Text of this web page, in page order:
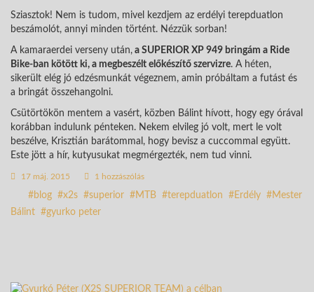
Sziasztok! Nem is tudom, mivel kezdjem az erdélyi terepduatlon
beszámolót, annyi minden történt. Nézzük sorban!
A kamaraerdei verseny után, a SUPERIOR XP 949 bringám a Ride
Bike-ban kötött ki, a megbeszélt előkészítő szervizre. A héten,
sikerült elég jó edzésmunkát végeznem, amin próbáltam a futást és
a bringát összehangolni.
Csütörtökön mentem a vasért, közben Bálint hívott, hogy egy órával
korábban indulunk pénteken. Nekem elvileg jó volt, mert le volt
beszélve, Krisztián barátommal, hogy bevisz a cuccommal együtt.
Este jött a hír, kutyusukat megmérgezték, nem tud vinni.
17 máj. 2015 1 hozzászólás
blog x2s superior MTB terepduatlon Erdély
Mester
Bálint
gyurko peter